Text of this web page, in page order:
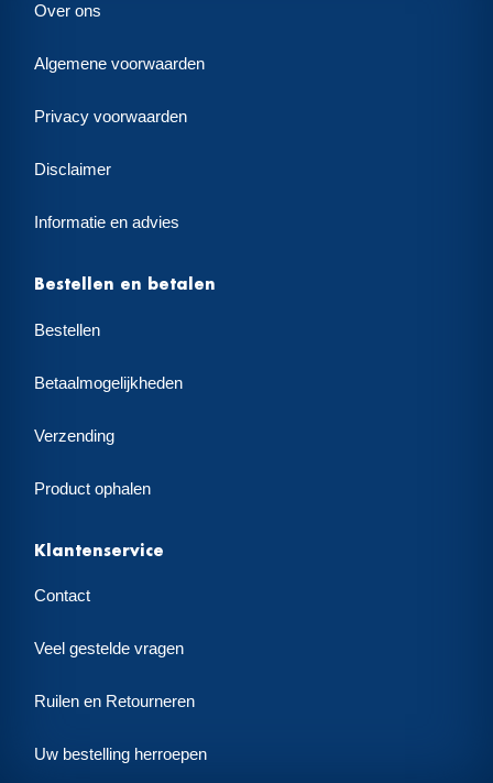
Over ons
Algemene voorwaarden
Privacy voorwaarden
Disclaimer
Informatie en advies
Bestellen en betalen
Bestellen
Betaalmogelijkheden
Verzending
Product ophalen
Klantenservice
Contact
Veel gestelde vragen
Ruilen en Retourneren
Uw bestelling herroepen